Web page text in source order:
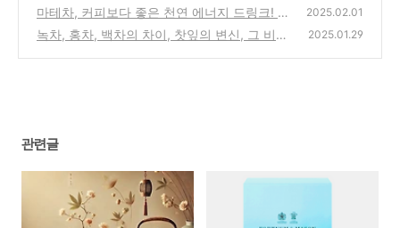
의 세계로!
(0)
마테차, 커피보다 좋은 천연 에너지 드링크! 효
능 & 마시는 법
(0)
2025.02.01
녹차, 홍차, 백차의 차이, 찻잎의 변신, 그 비밀
2025.01.29
관련글